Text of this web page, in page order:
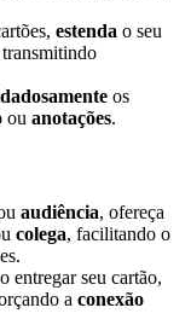
estenda o seu
transmitindo
os
ou anotações.
audiência, ofereça
colega, facilitando o
entregar seu cartão,
a conexão